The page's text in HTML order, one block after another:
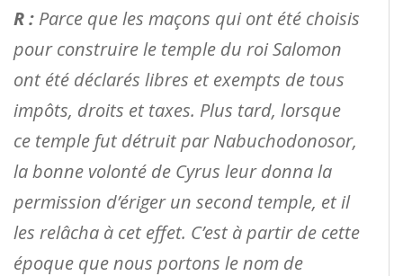
R : Parce que les maçons qui ont été choisis
pour construire le temple du roi Salomon
ont été déclarés libres et exempts de tous
impôts, droits et taxes. Plus tard, lorsque
ce temple fut détruit par Nabuchodonosor,
la bonne volonté de Cyrus leur donna la
permission d’ériger un second temple, et il
les relâcha à cet effet. C’est à partir de cette
époque que nous portons le nom de